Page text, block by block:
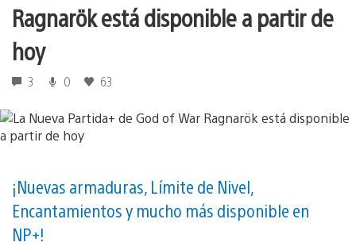
Ragnarök está disponible a partir de
hoy
3 0 63
¡Nuevas armaduras, Límite de Nivel,
Encantamientos y mucho más disponible en
NP+!